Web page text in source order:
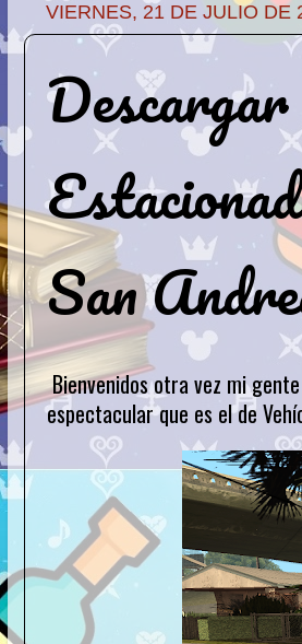
VIERNES, 21 DE JULIO DE
San
Bienvenidos otra vez mi
espectacular que es el de